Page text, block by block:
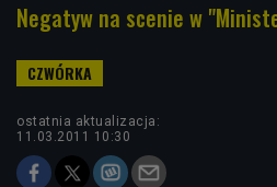
Negatyw na scenie w
ostatnia aktualizacja:
11.03.2011 10:30